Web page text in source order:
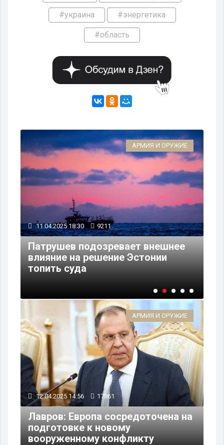
#украина #энергетика
#область
АРМИЯ И ОРУЖИЕ
11.04.2025 18:30 9211
Патрушев подозревает внешнее
влияние на решение Эстонии
топить суда
АРМИЯ И ОРУЖИЕ
12.04.2025 14:56 17861
Лавров: Европа сосредоточена на
подготовке к новому
вооруженному конфликту